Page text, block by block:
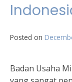
Posted on
Badan Usaha